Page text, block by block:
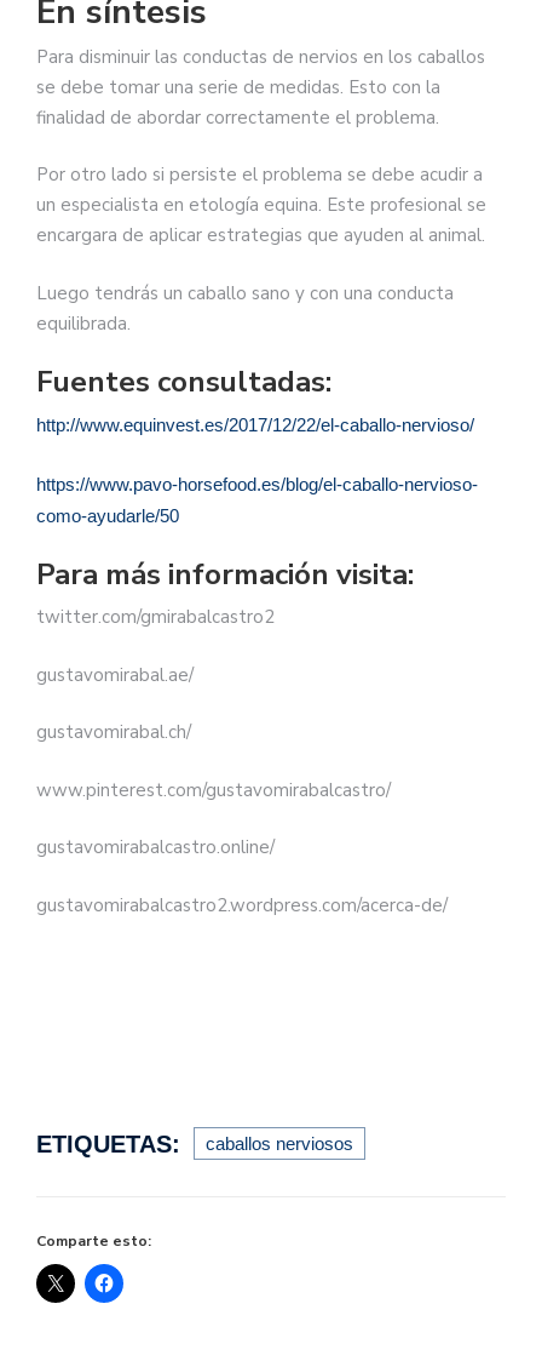
En síntesis
Para disminuir las conductas de nervios en los caballos
se debe tomar una serie de medidas. Esto con la
finalidad de abordar correctamente el problema.
Por otro lado si persiste el problema se debe acudir a
un especialista en etología equina. Este profesional se
encargara de aplicar estrategias que ayuden al animal.
Luego tendrás un caballo sano y con una conducta
equilibrada.
Fuentes consultadas:
http://www.equinvest.es/2017/12/22/el-caballo-nervioso/
https://www.pavo-horsefood.es/blog/el-caballo-nervioso-
como-ayudarle/50
Para más información visita:
twitter.com/gmirabalcastro2
gustavomirabal.ae/
gustavomirabal.ch/
www.pinterest.com/gustavomirabalcastro/
gustavomirabalcastro.online/
gustavomirabalcastro2.wordpress.com/acerca-de/
ETIQUETAS: caballos nerviosos
Comparte esto: